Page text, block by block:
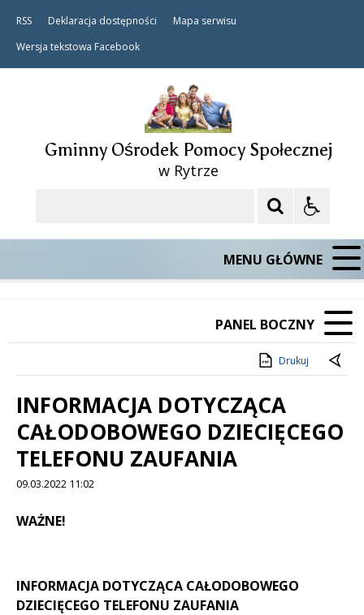
RSS Deklaracja dostępności
Mapa serwisu
Wersja tekstowa Facebook
Gminny Ośrodek Pomocy Społecznej
w Rytrze
MENU GŁÓWNE
PANEL BOCZNY
Drukuj
INFORMACJA DOTYCZĄCA
CAŁODOBOWEGO DZIECIĘCEGO
TELEFONU ZAUFANIA
09.03.2022 11:02
Treść
WAŻNE!
INFORMACJA DOTYCZĄCA CAŁODOBOWEGO
DZIECIĘCEGO TELEFONU ZAUFANIA